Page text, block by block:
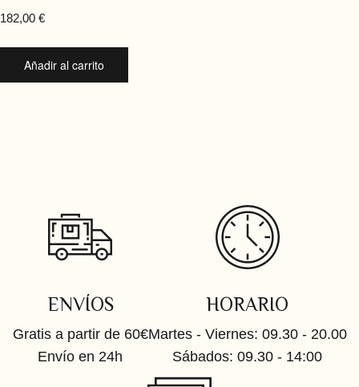
182,00 €
Añadir al carrito
ENVÍOS
Gratis a partir de 60€
Envío en 24h
HORARIO
Martes - Viernes: 09.30 - 20.00
Sábados: 09.30 - 14:00